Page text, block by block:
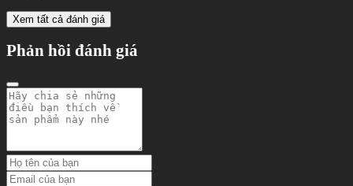
Xem tất cả đánh giá
Phản hồi đánh giá